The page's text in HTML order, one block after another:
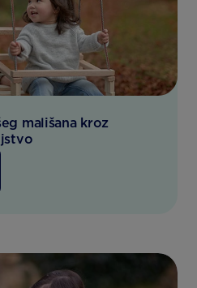
mališana kroz